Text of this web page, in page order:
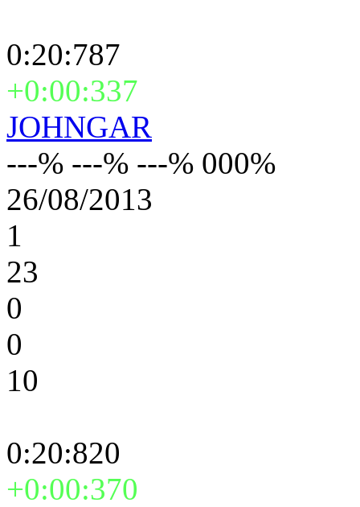
0:20:787
+0:00:337
JOHNGAR
---% ---% ---% 000%
26/08/2013
1
23
0
0
10
0:20:820
+0:00:370